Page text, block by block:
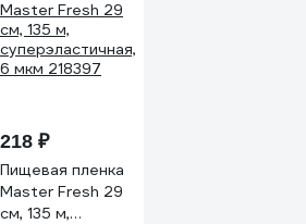
218 ₽
Пищевая пленка
Master Fresh 29
см, 135 м,